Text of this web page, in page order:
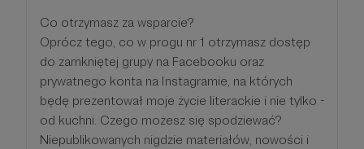
Co otrzymasz za wsparcie?
Oprócz tego, co w progu nr 1 otrzymasz dostęp
do zamkniętej grupy na Facebooku oraz
prywatnego konta na Instagramie, na których
będę prezentował moje życie literackie i nie tylko -
od kuchni. Czego możesz się spodziewać?
Niepublikowanych nigdzie materiałów, nowości i